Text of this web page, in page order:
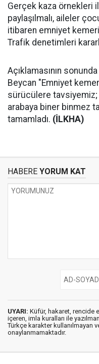
Gerçek kaza örnekleri
paylaşılmalı, aileler
itibaren emniyet kemeri
Trafik denetimleri
Açıklamasının
Beycan "Emniyet
sürücülere
arabaya biner binmez
tamamladı. (İLKHA)
HABERE YORUM KAT
UYARI: Küfür, hakaret, rencide
içeren, imla kuralları ile
Türkçe karakter kullanılmayan
onaylanmamaktadır.